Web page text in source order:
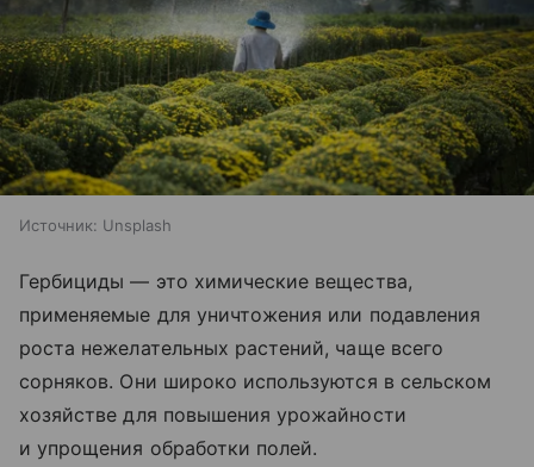
Источник: Unsplash
Гербициды — это химические вещества,
применяемые для уничтожения или подавления
роста нежелательных растений, чаще всего
сорняков. Они широко используются в сельском
хозяйстве для повышения урожайности
и упрощения обработки полей.